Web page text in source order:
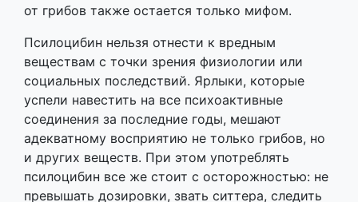
от грибов также остается только мифом.
Псилоцибин нельзя отнести к вредным
веществам с точки зрения физиологии или
социальных последствий. Ярлыки, которые
успели навестить на все психоактивные
соединения за последние годы, мешают
адекватному восприятию не только грибов, но
и других веществ. При этом употреблять
псилоцибин все же стоит с осторожностью: не
превышать дозировки, звать ситтера, следить